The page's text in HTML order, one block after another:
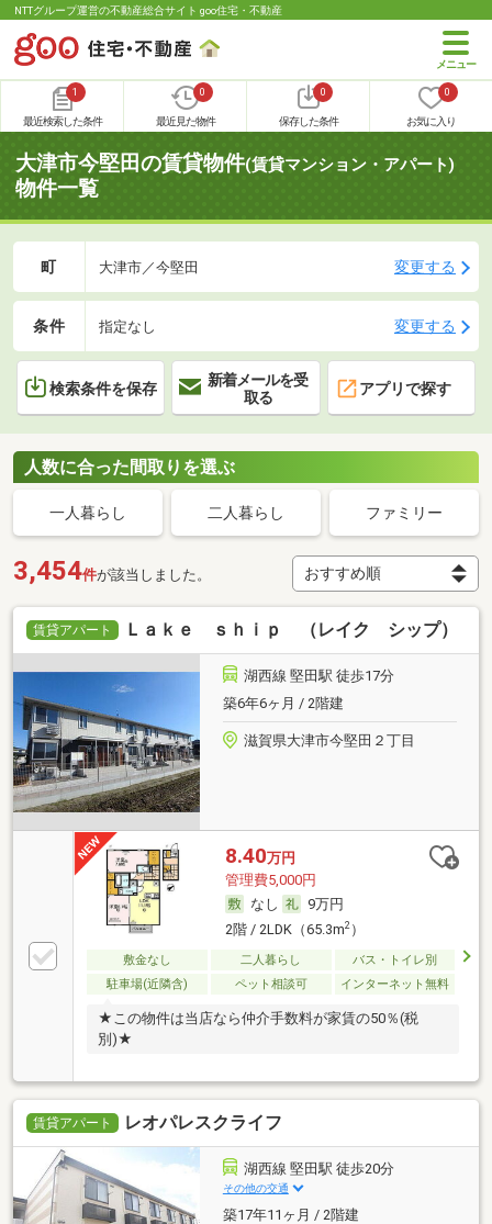
NTTグループ運営の不動産総合サイト goo住宅・不動産
1
最近検索した条件
0
最近見た物件
0
保存した条件
0
お気に入り
大津市今堅田の賃貸物件(賃貸マンション・アパート)
物件一覧
町 大津市／今堅田 変更する
条件 指定なし 変更する
検索条件を保存
新着メールを受
取る
アプリで探す
人数に合った間取りを選ぶ
一人暮らし 二人暮らし ファミリー
3,454件が該当しました。
賃貸アパート Ｌａｋｅ ｓｈｉｐ （レイク シップ）
湖西線 堅田駅 徒歩17分
築6年6ヶ月 / 2階建
滋賀県大津市今堅田２丁目
8.40万円
管理費5,000円
なし
9万円
2階 / 2LDK（65.3m2）
敷金なし 二人暮らし
バス・トイレ別
駐車場(近隣含)
ペット相談可 インターネット無料
★この物件は当店なら仲介手数料が家賃の50％(税
別)★
賃貸アパート レオパレスクライフ
湖西線 堅田駅 徒歩20分
その他の交通
築17年11ヶ月 / 2階建